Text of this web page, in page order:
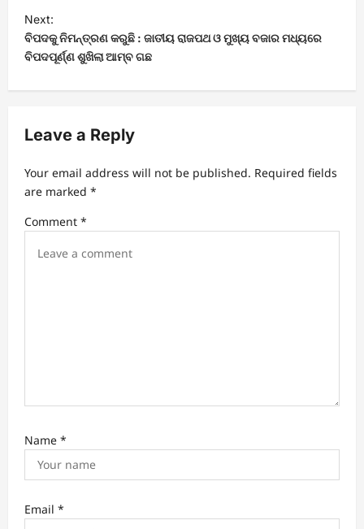
s
t
n
a
i
a
i
Next:
ବିପଦକୁ ନିମନ୍ତ୍ରଣ କରୁଛି : ଜାତୀୟ ରାଜପଥ ଓ ମୁଖ୍ୟ ବଜାର ମଧ୍ୟରେ
ବିପଦପୂର୍ଣ୍ଣ ଶୁଖିଲା ଆମ୍ବ ଗଛ
Leave a Reply
Your email address will not be published. Required fields
are marked *
Comment *
Name *
Email *